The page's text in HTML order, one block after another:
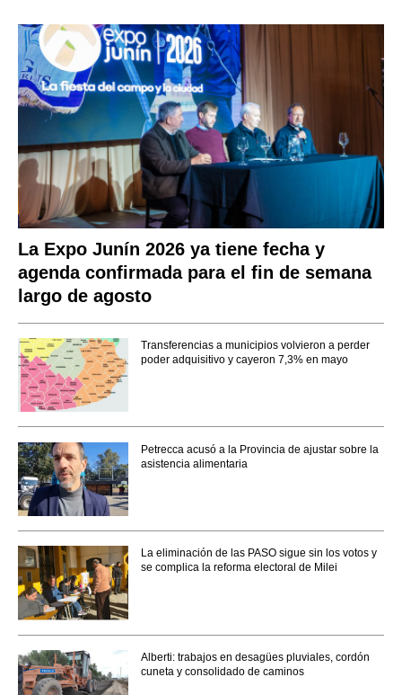
La Expo Junín 2026 ya tiene fecha y
agenda confirmada para el fin de semana
largo de agosto
Transferencias a municipios volvieron a perder
poder adquisitivo y cayeron 7,3% en mayo
Petrecca acusó a la Provincia de ajustar sobre la
asistencia alimentaria
La eliminación de las PASO sigue sin los votos y
se complica la reforma electoral de Milei
Alberti: trabajos en desagües pluviales, cordón
cuneta y consolidado de caminos